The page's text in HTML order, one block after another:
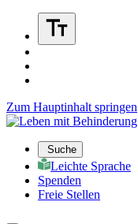
Zum Hauptinhalt springen
Suche
Leichte Sprache
Spenden
Freie Stellen